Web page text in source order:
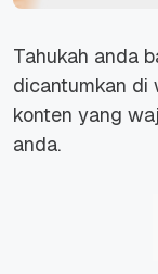
Tahukah anda
dicantumkan di
konten yang
anda.